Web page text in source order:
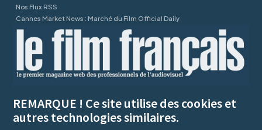
Nos Flux RSS
Cannes Market News : Marché du Film Official Daily
REMARQUE ! Ce site utilise des cookies et
autres technologies similaires.